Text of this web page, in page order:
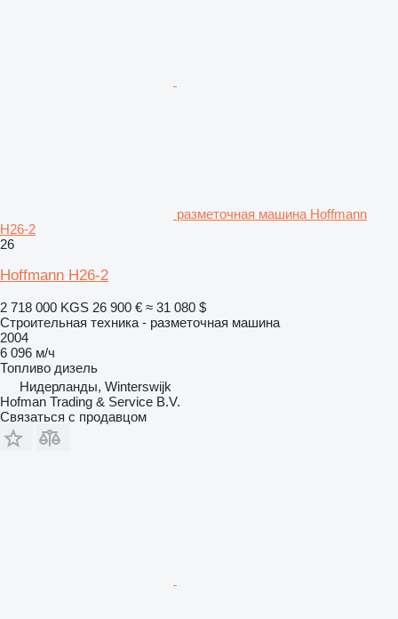
разметочная машина Hoffmann
H26-2
26
Hoffmann H26-2
2 718 000 KGS 26 900 € ≈ 31 080 $
Строительная техника - разметочная машина
2004
6 096 м/ч
Топливо дизель
Нидерланды, Winterswijk
Hofman Trading & Service B.V.
Связаться с продавцом